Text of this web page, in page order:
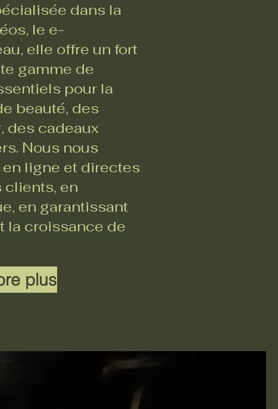
dans la
le e-
elle offre un fort
gamme de
pour la
beauté, des
des cadeaux
Nous nous
ligne et directes
clients, en
en garantissant
la croissance de
plus